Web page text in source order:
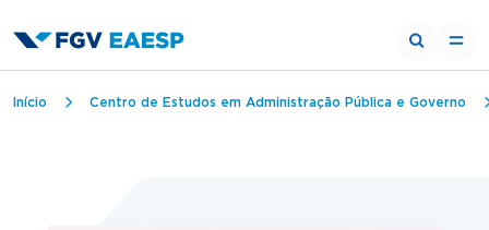
Trilha de navegação
Início Centro de Estudos em Administração Pública e Governo